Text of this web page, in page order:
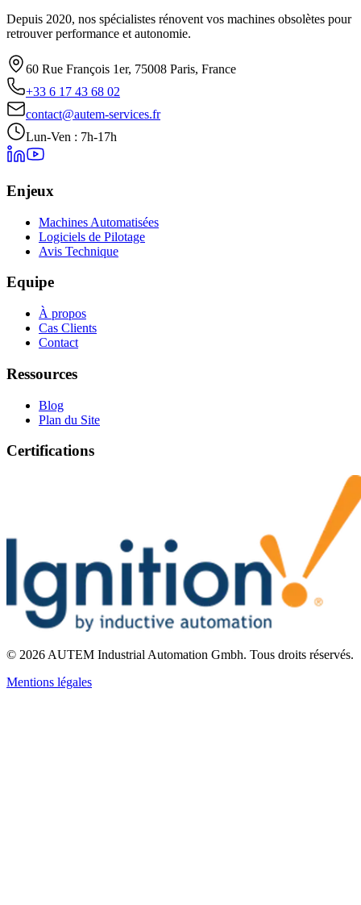
Depuis 2020, nos spécialistes rénovent vos machines obsolètes pour
retrouver performance et autonomie.
60 Rue François 1er, 75008 Paris, France
+33 6 17 43 68 02
contact@autem-services.fr
Lun-Ven : 7h-17h
Enjeux
Machines Automatisées
Logiciels de Pilotage
Avis Technique
Equipe
À propos
Cas Clients
Contact
Ressources
Blog
Plan du Site
Certifications
© 2026 AUTEM Industrial Automation Gmbh. Tous droits réservés.
Mentions légales